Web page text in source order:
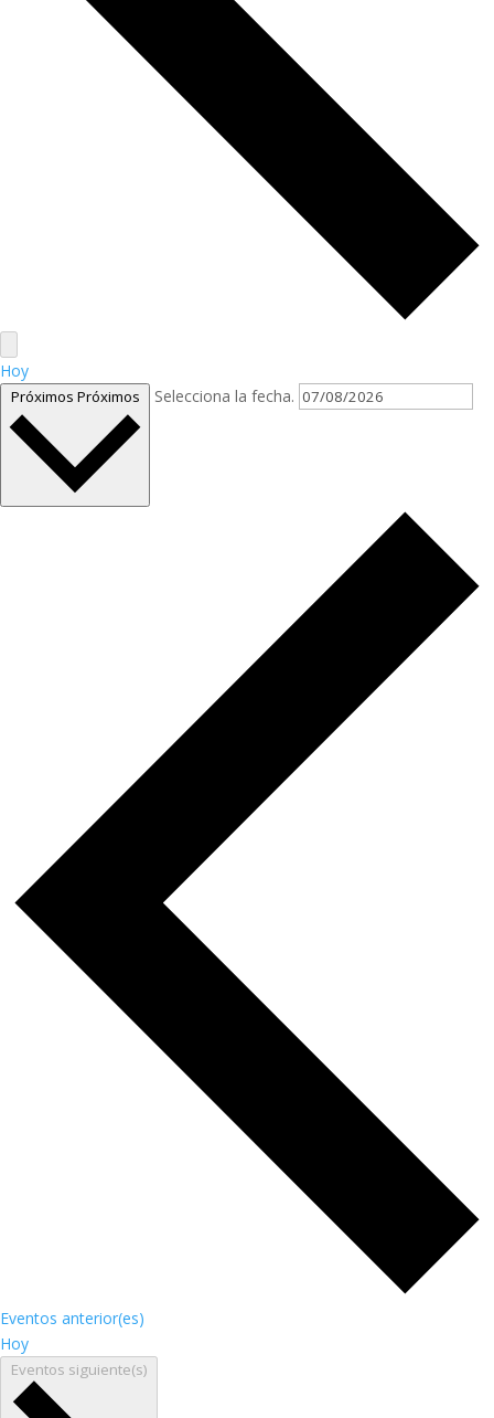
Hoy
Próximos Próximos Selecciona la fecha.
Eventos anterior(es)
Hoy
Eventos siguiente(s)